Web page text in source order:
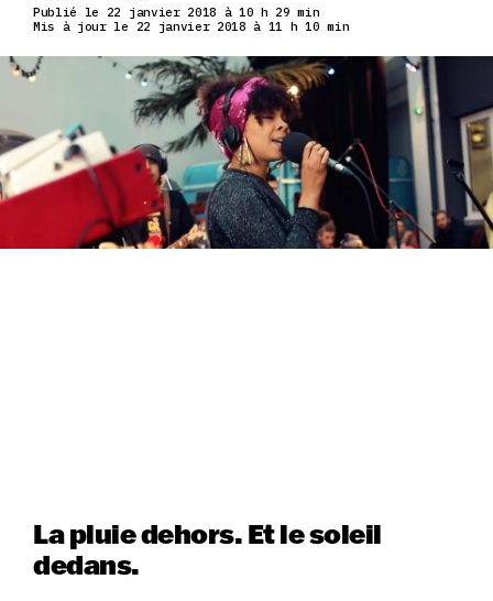
Publié le 22 janvier 2018 à 10 h 29 min
Mis à jour le 22 janvier 2018 à 11 h 10 min
La pluie dehors. Et le soleil
dedans.